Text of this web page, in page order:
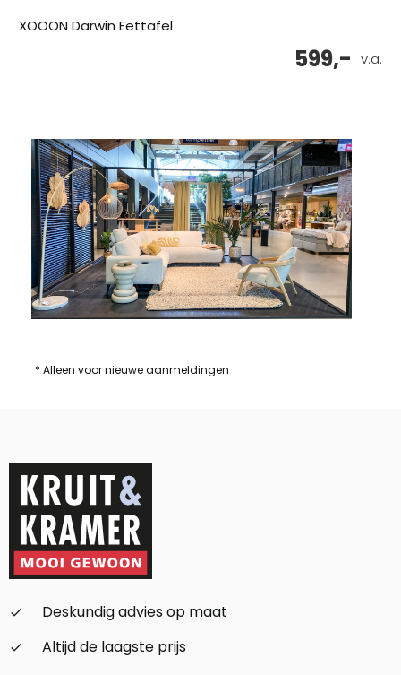
XOOON Darwin Eettafel
v.a.
599,-
* Alleen voor nieuwe aanmeldingen
check_small
Deskundig advies op maat
check_small
Altijd de laagste prijs